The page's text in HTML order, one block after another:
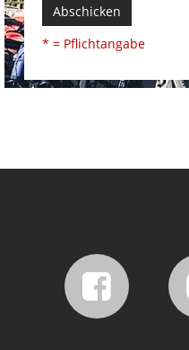
Abschicken
* = Pflichtangabe